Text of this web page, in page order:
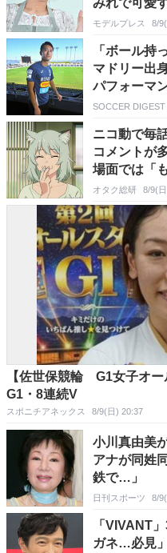
みれで可愛
てる」と反
モデルプレス 8/
「ボール持
マドリー出
パフォーマ
ね」「思っ
SOCCER DIGEST
ニコ動で毎
コメントが
場面では「
オタク総研 8/9(
【佐世保競輪 G1女子オ
G1・8連続V
スポニチアネックス 8/9(日) 20:37
小川真由美
アナが同姓
鉄で…」
日刊スポーツ 8/
「VIVANT
ガネ…必見